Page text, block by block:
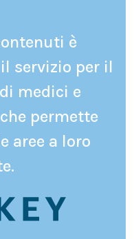
è
servizio per il
medici e
permette
aree a loro